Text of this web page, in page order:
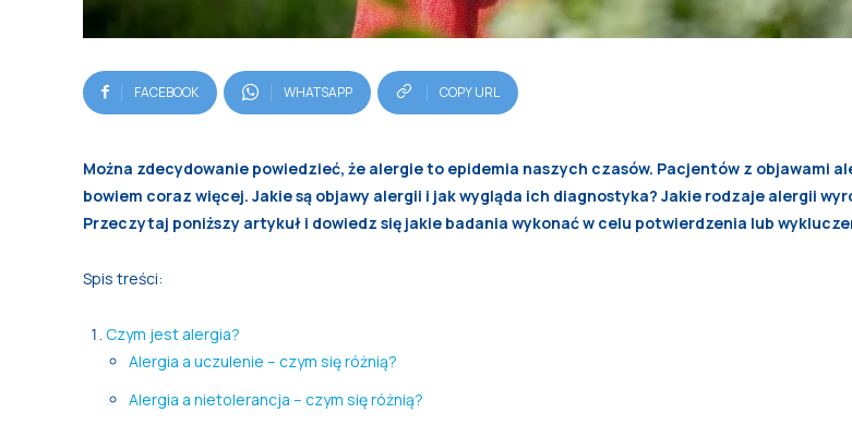
FACEBOOK WHATSAPP COPY URL
Można zdecydowanie powiedzieć, że alergie to epidemia naszych czasów. Pacjentów z objawami
bowiem coraz więcej. Jakie są objawy alergii i jak wygląda ich diagnostyka? Jakie rodzaje alergii
Przeczytaj poniższy artykuł i dowiedz się jakie badania wykonać w celu potwierdzenia lub
Spis treści:
Czym jest alergia?
Alergia a uczulenie – czym się różnią?
Alergia a nietolerancja – czym się różnią?